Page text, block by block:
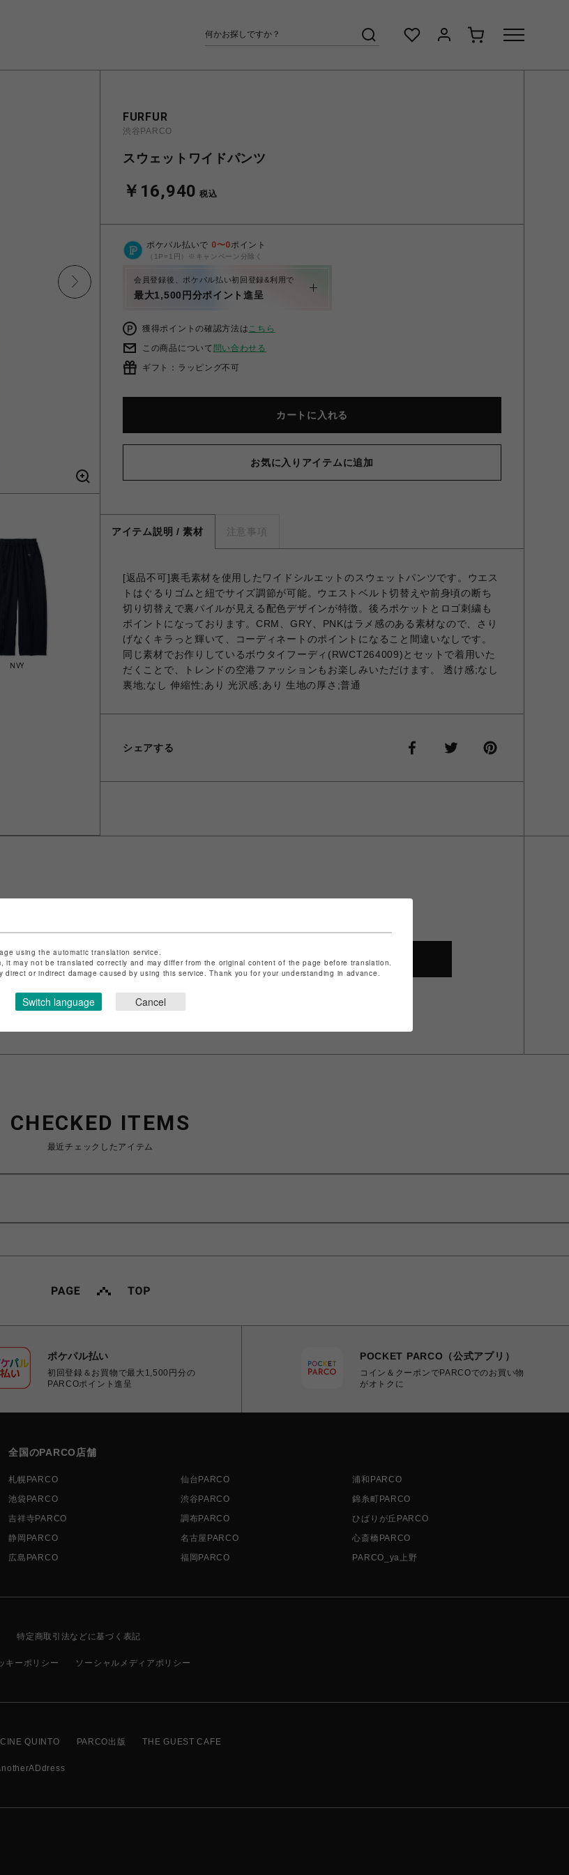
NVY
FURFUR
渋谷PARCO
スウェットワイドパンツ
￥16,940 税込
ポケパル払いで 0〜0ポイント
（1P=1円）※キャンペーン分除く
会員登録後、ポケパル払い初回登録&利用で
最大1,500円分ポイント進呈
獲得ポイントの確認方法はこちら
この商品について 問い合わせる
ギフト：ラッピング不可
カートに入れる
お気に入りアイテムに追加
アイテム説明 / 素材 注意事項
[返品不可]裏毛素材を使用したワイドシルエットのスウェットパンツです。ウエス
トはぐるりゴムと紐でサイズ調節が可能。ウエストベルト切替えや前身頃の断ち
切り切替えで裏パイルが見える配色デザインが特徴。後ろポケットとロゴ刺繍も
ポイントになっております。CRM、GRY、PNKはラメ感のある素材なので、さり
げなくキラっと輝いて、コーディネートのポイントになること間違いなしです。
同じ素材でお作りしているボウタイフーディ(RWCT264009)とセットで着用いた
だくことで、トレンドの空港ファッションもお楽しみいただけます。 透け感;なし
裏地;なし 伸縮性;あり 光沢感;あり 生地の厚さ;普通
シェアする
ど法令に基づく表記はこちら
合わせはこちら
SHOP TOP
CHECKED ITEMS
最近チェックしたアイテム
ポケパル払い
初回登録＆お買物で最大1,500円分の
PARCOポイント進呈
POCKET PARCO（公式アプリ）
コイン＆クーポンでPARCOでのお買い物
がオトクに
全国のPARCO店舗
札幌PARCO 仙台PARCO
浦和PARCO
池袋PARCO
渋谷PARCO
錦糸町PARCO
吉祥寺PARCO
調布PARCO
ひばりが丘PARCO
静岡PARCO
名古屋PARCO
心斎橋PARCO
広島PARCO
福岡PARCO PARCO_ya上野
特定商取引法などに基づく表記
キーポリシー ソーシャルメディアポリシー
CINE QUINTO PARCO出版 THE GUEST CAFE
using the automatic translation service.
it may not be translated correctly and may differ from the original content of the page before translation.
or indirect damage caused by using this service. Thank you for your understanding in advance.
Switch language Cancel